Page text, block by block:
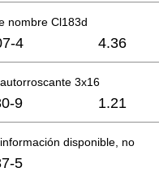
nombre Cl183d
4 4.36
3x16
9 1.21
disponible, no se
5